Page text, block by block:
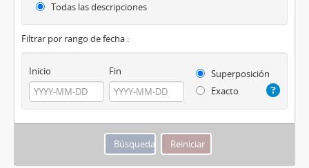
Todas las descripciones
Filtrar por rango de fecha :
Inicio Fin
Superposición
Exacto